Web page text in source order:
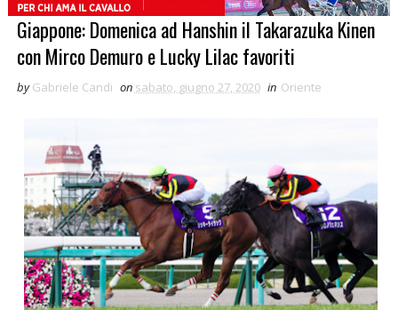
Giappone: Domenica ad Hanshin il Takarazuka Kinen
con Mirco Demuro e Lucky Lilac favoriti
by Gabriele Candi on sabato, giugno 27, 2020 in Oriente